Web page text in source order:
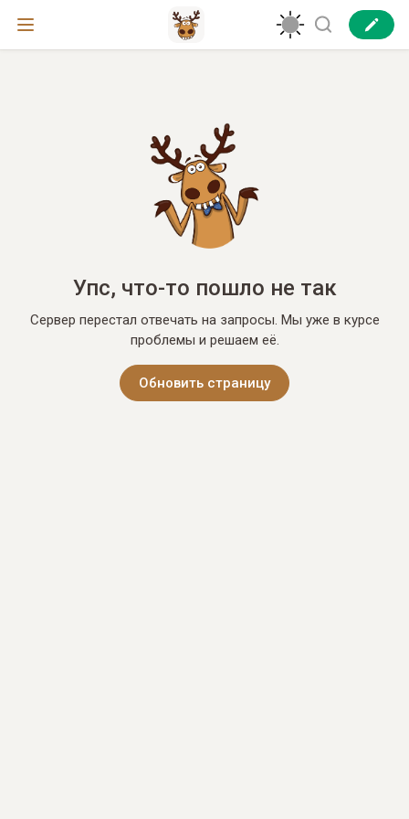
Упс, что-то пошло не так
Сервер перестал отвечать на запросы. Мы уже в курсе
проблемы и решаем её.
Обновить страницу